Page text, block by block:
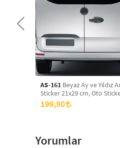
AS-161 Beyaz Ay ve Yıldız
Sticker 21x29 cm, Oto
Araba Sticker
199,90
Yorumlar